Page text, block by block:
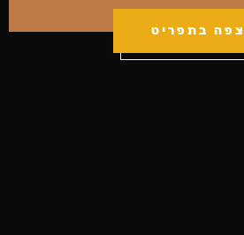
צפה בתפריט